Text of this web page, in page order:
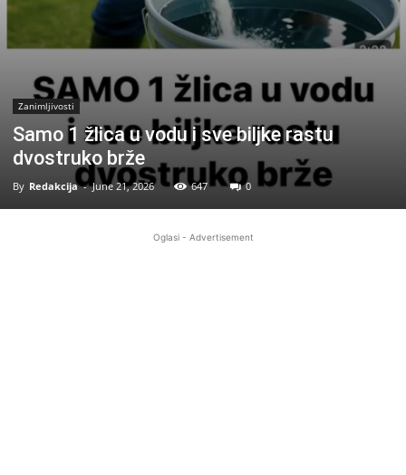
Zanimljivosti
Samo 1 žlica u vodu i sve biljke rastu
dvostruko brže
By Redakcija - June 21, 2026 647 0
Oglasi - Advertisement